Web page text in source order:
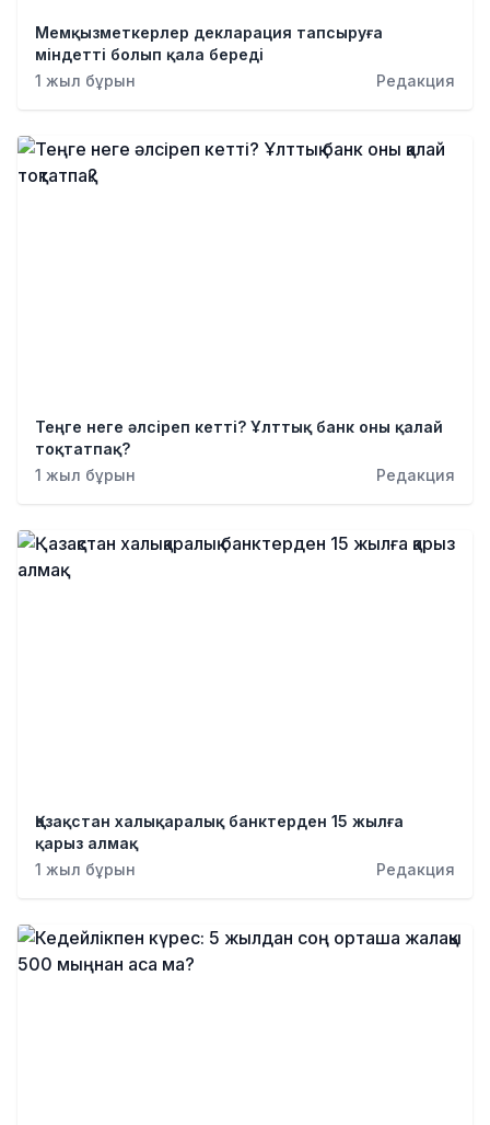
Мемқызметкерлер декларация тапсыруға
міндетті болып қала береді
1 жыл бұрын
Редакция
Теңге неге әлсіреп кетті? Ұлттық банк оны қалай
тоқтатпақ?
1 жыл бұрын
Редакция
Қазақстан халықаралық банктерден 15 жылға
қарыз алмақ
1 жыл бұрын
Редакция